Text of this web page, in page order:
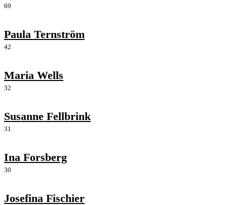
69
Paula Ternström
42
Maria Wells
32
Susanne Fellbrink
31
Ina Forsberg
30
Josefina Fischier